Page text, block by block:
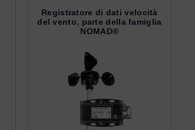
Registratore di dati velocità
del vento, parte della famiglia
NOMAD®